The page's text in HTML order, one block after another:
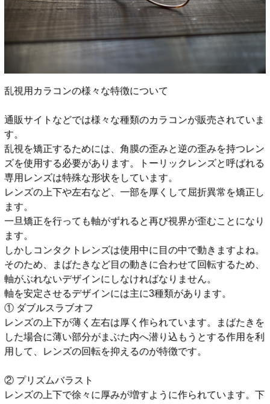
乱視用カラコンの様々な特徴について
通販サイトなどでは様々な種類のカラコンが販売されていま
す。
乱視を矯正するためには、角膜の歪みと逆の歪みを持つレン
ズを使用する必要があります。トーリックレンズと呼ばれる
専用レンズは特殊な形状をしています。
レンズの上下や左右など、一部を厚くして屈折異常を矯正し
ます。
一旦矯正を行っても軸がずれると再び視界が歪むことになり
ます。
しかしコンタクトレンズは使用中に目の中で動きますよね。
そのため、まばたきなど目の動きに合わせて回転するため、
軸がぶれないデザインにしなければなりません。
軸を安定させるデザインには主に3種類があります。
① ダブルスラブオフ
レンズの上下が薄く左右は厚く作られています。まばたきを
した場合に薄い部分がまぶた内へ潜り込もうとする作用を利
用して、レンズの回転を抑えるのが特徴です。
② プリズムバラスト
レンズの上下で徐々に厚みが増すように作られています。下